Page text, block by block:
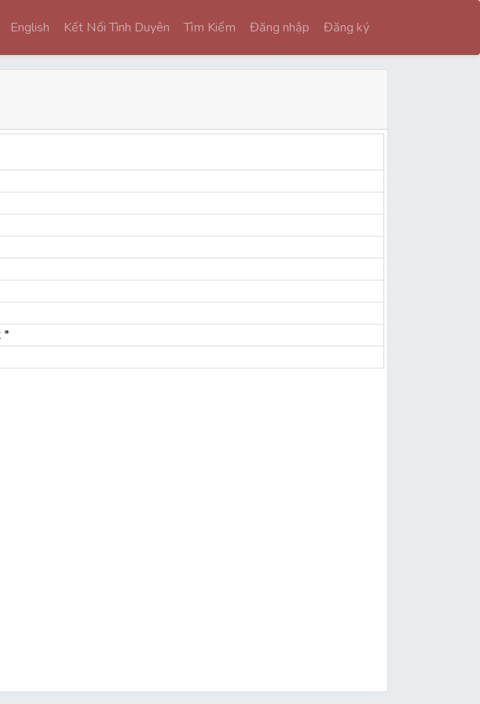
English Kết Nối Tình Duyên Tìm Kiếm Đăng nhập Đăng ký
*